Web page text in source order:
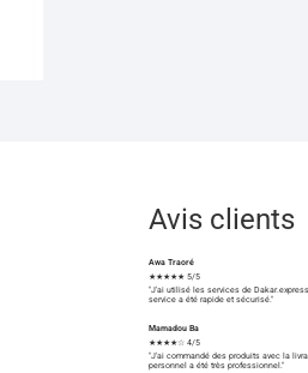
Avis clients
Awa Traoré
★★★★★ 5/5
"J'ai utilisé les services de
service a été rapide et sécurisé."
Mamadou Ba
★★★★☆ 4/5
"J'ai commandé des produits avec la
personnel a été très professionnel."